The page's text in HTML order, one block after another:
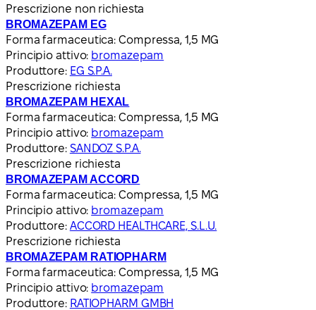
Prescrizione non richiesta
BROMAZEPAM EG
Forma farmaceutica: Compressa, 1,5 MG
Principio attivo: bromazepam
Produttore: EG S.P.A.
Prescrizione richiesta
BROMAZEPAM HEXAL
Forma farmaceutica: Compressa, 1,5 MG
Principio attivo: bromazepam
Produttore: SANDOZ S.P.A.
Prescrizione richiesta
BROMAZEPAM ACCORD
Forma farmaceutica: Compressa, 1,5 MG
Principio attivo: bromazepam
Produttore: ACCORD HEALTHCARE, S.L.U.
Prescrizione richiesta
BROMAZEPAM RATIOPHARM
Forma farmaceutica: Compressa, 1,5 MG
Principio attivo: bromazepam
Produttore: RATIOPHARM GMBH